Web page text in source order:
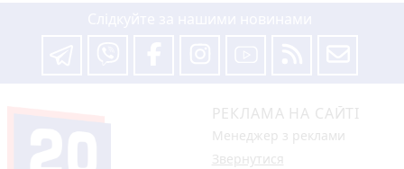
РЕКЛАМА НА САЙТІ
Менеджер з реклами
Звернутися